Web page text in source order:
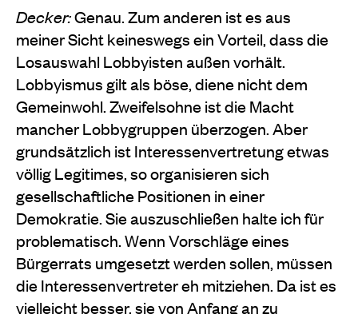
Decker:Genau. Zum anderen ist es aus
meiner Sicht keineswegs ein Vorteil, dass die
Losauswahl Lobbyisten außen vorhält.
Lobbyismus gilt als böse, diene nicht dem
Gemeinwohl. Zweifelsohne ist die Macht
mancher Lobbygruppen überzogen. Aber
grundsätzlich ist Interessenvertretung etwas
völlig Legitimes, so organisieren sich
gesellschaftliche Positionen in einer
Demokratie. Sie auszuschließen halte ich für
problematisch. Wenn Vorschläge eines
Bürgerrats umgesetzt werden sollen, müssen
die Interessenvertreter eh mitziehen. Da ist es
vielleicht besser, sie von Anfang an zu